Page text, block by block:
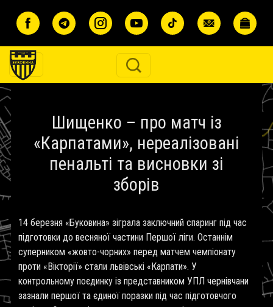
Шищенко – про матч із
«Карпатами», нереалізовані
пенальті та висновки зі
зборів
14 березня «Буковина» зіграла заключний спаринг під час
підготовки до весняної частини Першої ліги. Останнім
суперником «жовто-чорних» перед матчем чемпіонату
проти «Вікторії» стали львівські «Карпати». У
контрольному поєдинку із представником УПЛ чернівчани
зазнали першої та єдиної поразки під час підготовчого